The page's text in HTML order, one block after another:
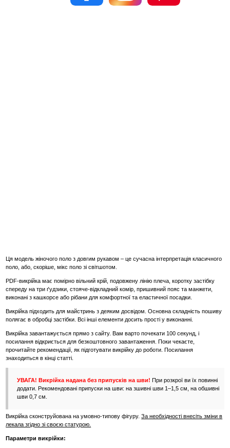
Ця модель жіночого поло з довгим рукавом – це сучасна інтерпретація класичного
поло, або, скоріше, мікс поло зі світшотом.
PDF-викрійка має помірно вільний крій, подовжену лінію плеча, коротку застібку
спереду на три ґудзики, стояче-відкладний комір, пришивний пояс та манжети,
виконані з кашкорсе або рібани для комфортної та еластичної посадки.
Викрійка підходить для майстринь з деяким досвідом. Основна складність пошиву
полягає в обробці застібки. Всі інші елементи досить прості у виконанні.
Викрійка завантажується прямо з сайту. Вам варто почекати 100 секунд, і
посилання відкриється для безкоштовного завантаження. Поки чекаєте,
прочитайте рекомендації, як підготувати викрійку до роботи. Посилання
знаходиться в кінці статті.
УВАГА! Викрійка надана без припусків на шви! При розкрої ви їх повинні
додати. Рекомендовані припуски на шви: на зшивні шви 1–1,5 см, на обшивні
шви 0,7 см.
Викрійка сконструйована на умовно-типову фігуру.За необхідності внесіть зміни в
лекала згідно зі своєю статурою.
Параметри викрійки: